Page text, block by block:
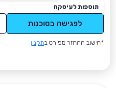
תוספות לעיסקה
לפגישה בסוכנות
*חישוב ההחזר מפורט בתקנון